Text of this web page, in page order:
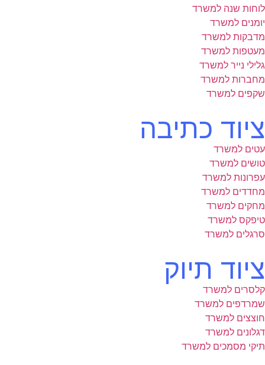
לוחות שנה למשרד
יומנים למשרד
מדבקות למשרד
מעטפות למשרד
גלילי נייר למשרד
מחברות למשרד
שקפים למשרד
ציוד כתיבה
עטים למשרד
טושים למשרד
עפרונות למשרד
מחדדים למשרד
מחקים למשרד
טיפקס למשרד
סרגלים למשרד
ציוד תיוק
קלסרים למשרד
שמרדפים למשרד
חוצצים למשרד
דגלונים למשרד
תיקי מסמכים למשרד